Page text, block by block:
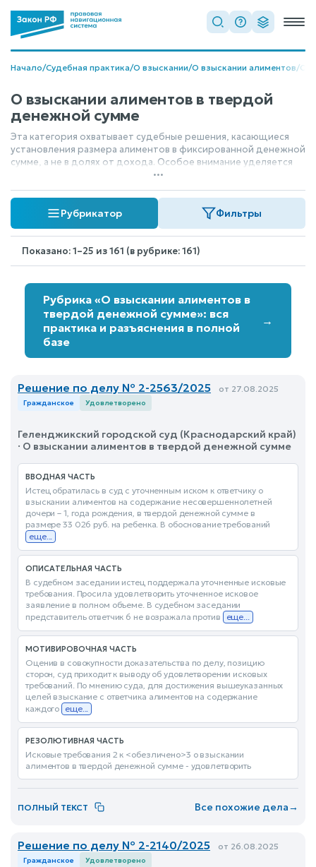
Начало/Судебная практика/О взыскании/О взыскании алиментов/О
О взыскании алиментов в твердой
денежной сумме
Эта категория охватывает судебные решения, касающиеся
установления размера алиментов в фиксированной денежной
сумме, а не в долях от дохода. Особое внимание уделяется
ситуациям, когда требуется обеспечить содержание
несовершеннолетнего ребенка, и суд определяет
конкретную, стабильную сумму, которую обязан выплачивать
родитель.
...
Рубрикатор Фильтры
Показано: 1–25 из 161 (в рубрике: 161)
Рубрика «О взыскании алиментов в
твердой денежной сумме»: вся
практика и разъяснения в полной
базе
→
Решение по делу № 2-2563/2025 от 27.08.2025
Гражданское Удовлетворено
Геленджикский городской суд (Краснодарский край)
· О взыскании алиментов в твердой денежной сумме
ВВОДНАЯ ЧАСТЬ
Истец обратилась в суд с уточненным иском к ответчику о
взыскании алиментов на содержание несовершеннолетней
дочери – 1, года рождения, в твердой денежной сумме в
размере 33 026 руб. на ребенка. В обоснование требований
еще...
ОПИСАТЕЛЬНАЯ ЧАСТЬ
В судебном заседании истец поддержала уточненные исковые
требования. Просила удовлетворить уточненное исковое
заявление в полном объеме. В судебном заседании
представитель ответчик 6 не возражала против
еще...
МОТИВИРОВОЧНАЯ ЧАСТЬ
Оценив в совокупности доказательства по делу, позицию
сторон, суд приходит к выводу об удовлетворении исковых
требований. По мнению суда, для достижения вышеуказанных
целей взыскание с ответчика алиментов на содержание
каждого еще...
РЕЗОЛЮТИВНАЯ ЧАСТЬ
Исковые требования 2 к <обезличено>3 о взыскании
алиментов в твердой денежной сумме - удовлетворить
ПОЛНЫЙ ТЕКСТ Все похожие дела→
Решение по делу № 2-2140/2025 от 26.08.2025
Гражданское Удовлетворено